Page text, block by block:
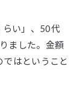
らい」、50代
ました。金額
はということ